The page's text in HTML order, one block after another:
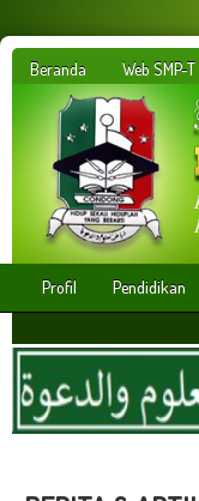
Beranda Web SMP-T
Profil Pendidikan